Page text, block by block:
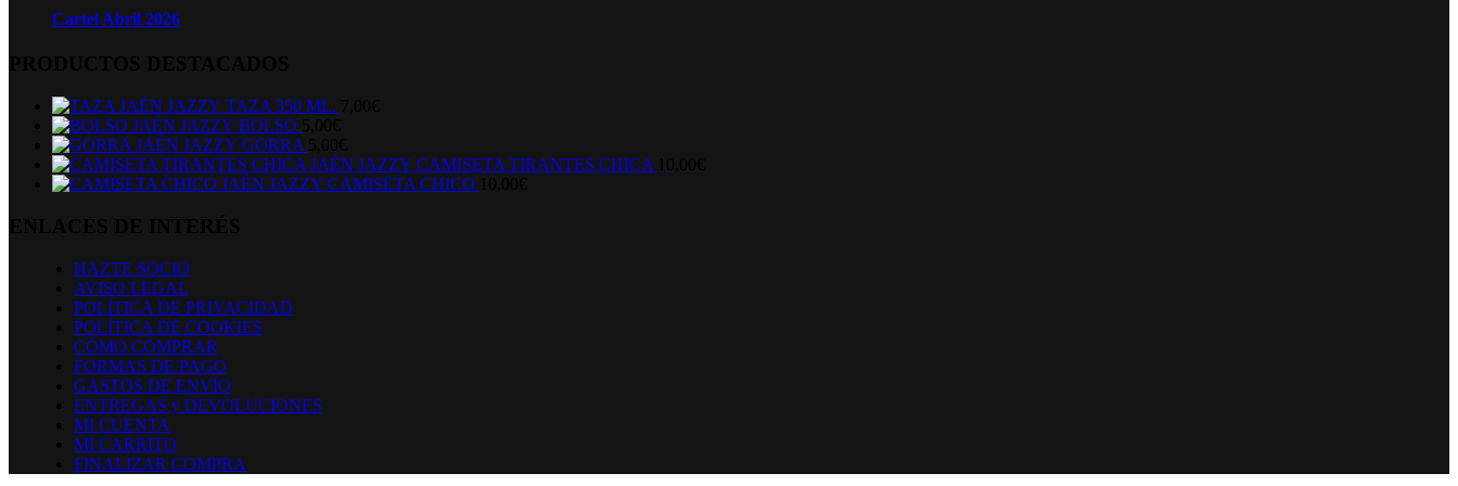
Cartel Abril 2026
TAZA 350 ML.
BOLSO
GORRA
CAMISETA TIRANTES CHICA
CAMISETA CHICO
HAZTE SOCIO
AVISO LEGAL
POLÍTICA DE PRIVACIDAD
POLÍTICA DE COOKIES
CÓMO COMPRAR
FORMAS DE PAGO
GASTOS DE ENVÍO
ENTREGAS y DEVOLUCIONES
MI CUENTA
MI CARRITO
FINALIZAR COMPRA